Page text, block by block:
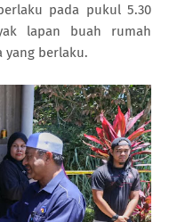
pada pukul 5.30
lapan buah rumah
yang berlaku.